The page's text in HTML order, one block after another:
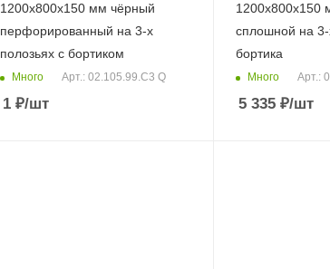
1200x800x150 мм чёрный
перфорированный на 3-х
полозьях с бортиком
Много Арт.: 02.105.99.С3 Q
1 ₽/шт
1200х800х150
сплошной на 3-
бортика
Много Арт.:
5 335₽/шт